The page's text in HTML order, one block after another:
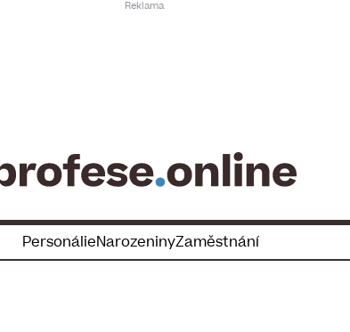
PersonálieNarozeninyZaměstnání